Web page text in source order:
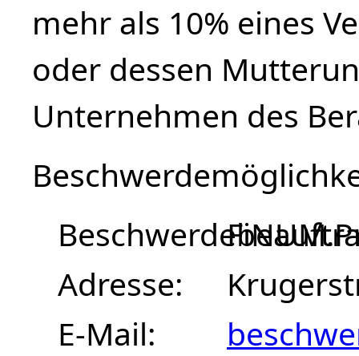
mehr als 10% eines
oder dessen
Unternehmen des
Adresse
E-Mail